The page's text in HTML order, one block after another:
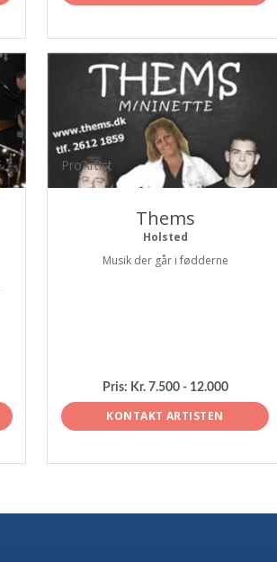
ProArtist
Thems
Holsted
Musik der går i fødderne
Pris: Kr. 7.500 - 12.000
KONTAKT ARTISTEN